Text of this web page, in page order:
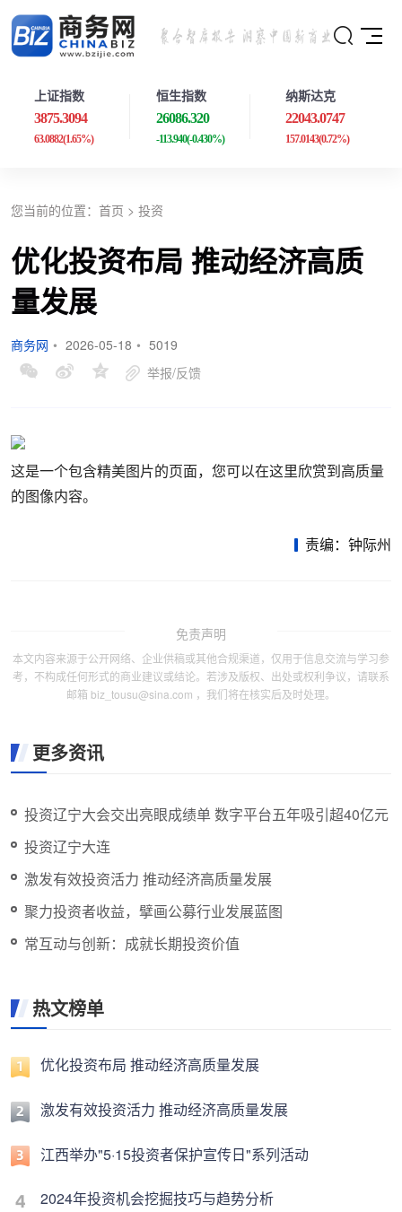
上证指数
3875.3094
63.0882(1.65%)
恒生指数
26086.320
-113.940(-0.430%)
纳斯达克
22043.0747
157.0143(0.72%)
您当前的位置： 首页 > 投资
优化投资布局 推动经济高质
量发展
商务网 • 2026-05-18 • 5019
举报/反馈
这是一个包含精美图片的页面，您可以在这里欣赏到高质量
的图像内容。
责编：钟际州
免责声明
本文内容来源于公开网络、企业供稿或其他合规渠道，仅用于信息交流与学习参
考，不构成任何形式的商业建议或结论。若涉及版权、出处或权利争议，请联系
邮箱 biz_tousu@sina.com ，我们将在核实后及时处理。
更多资讯
投资辽宁大会交出亮眼成绩单 数字平台五年吸引超40亿元
投资辽宁大连
激发有效投资活力 推动经济高质量发展
聚力投资者收益，擘画公募行业发展蓝图
常互动与创新：成就长期投资价值
热文榜单
优化投资布局 推动经济高质量发展
激发有效投资活力 推动经济高质量发展
江西举办"5·15投资者保护宣传日"系列活动
2024年投资机会挖掘技巧与趋势分析